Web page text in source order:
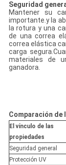
Seguridad
Mantener su
importante.y la
la rotura y una
de una correa
correa elástica
carga
materiales de
ganadora.
Comparación de
El vínculo de las
propiedades
Seguridad general
Protección UV